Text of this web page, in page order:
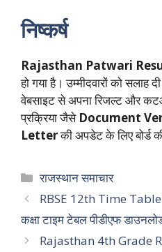
निष्कर्ष
Rajasthan Patwari
हो गया है। उम्मीदवारों को सलाह
वेबसाइट से अपना रिजल्ट और
प्रक्रिया जैसे Document
Letterकी अपडेट के लिए बोर्ड
Categories
राजस्थान समाचार
RBSE 12th Time Table
कक्षा टाइम टेबल पीडीएफ
Rajasthan 4th Grade